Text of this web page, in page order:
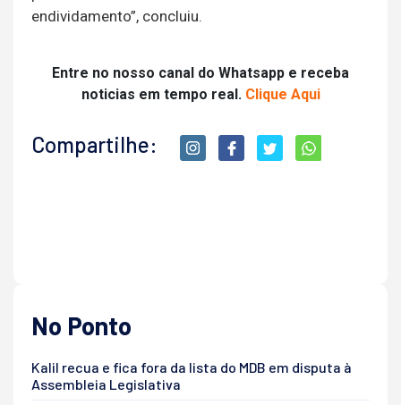
endividamento”, concluiu.
Entre no nosso canal do Whatsapp e receba
noticias em tempo real. Clique Aqui
Compartilhe:
No Ponto
Kalil recua e fica fora da lista do MDB em disputa à
Assembleia Legislativa